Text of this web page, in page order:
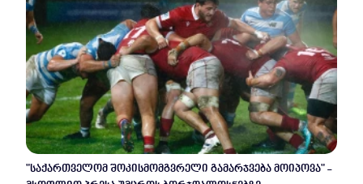
"საქართველომ შოკისმომგვრელი გამარჯვება მოიპოვა" -